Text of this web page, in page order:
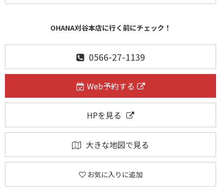
OHANA刈谷本店に行く前にチェック！
0566-27-1139
Web予約する
HPを見る
大きな地図で見る
お気に入りに追加